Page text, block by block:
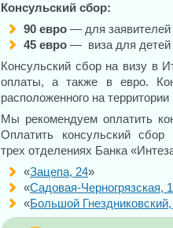
Консульский сбор:
90 евро — для заявителей
45 евро — виза для детей
Консульский сбор на визу в
оплаты, а также в евро.
расположенного на территории
Мы рекомендуем оплатить
Оплатить консульский
трех отделениях Банка
«Зацепа, 24»
«Садовая-Черногрязская,
«Большой Гнездниковский,